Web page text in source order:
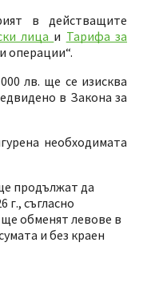
в действащите
лица и Тарифа за
операции“.
лв. ще се изисква
в Закона за
необходимата
продължат да
г., съгласно
обменят левове в
и без краен